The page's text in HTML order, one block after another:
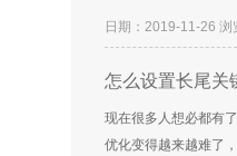
日期：2019-11-26 浏
怎么设置长尾关
现在很多人想必都有
优化变得越来越难了